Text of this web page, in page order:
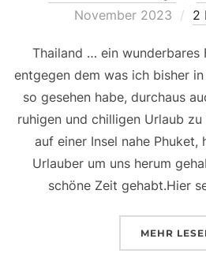
November 2023
2
Thailand … ein wunderbares
entgegen dem was ich bisher
so gesehen habe, durchaus
ruhigen und chilligen Urlaub
auf einer Insel nahe Phuket,
Urlauber um uns herum
schöne Zeit gehabt.Hier
MEHR